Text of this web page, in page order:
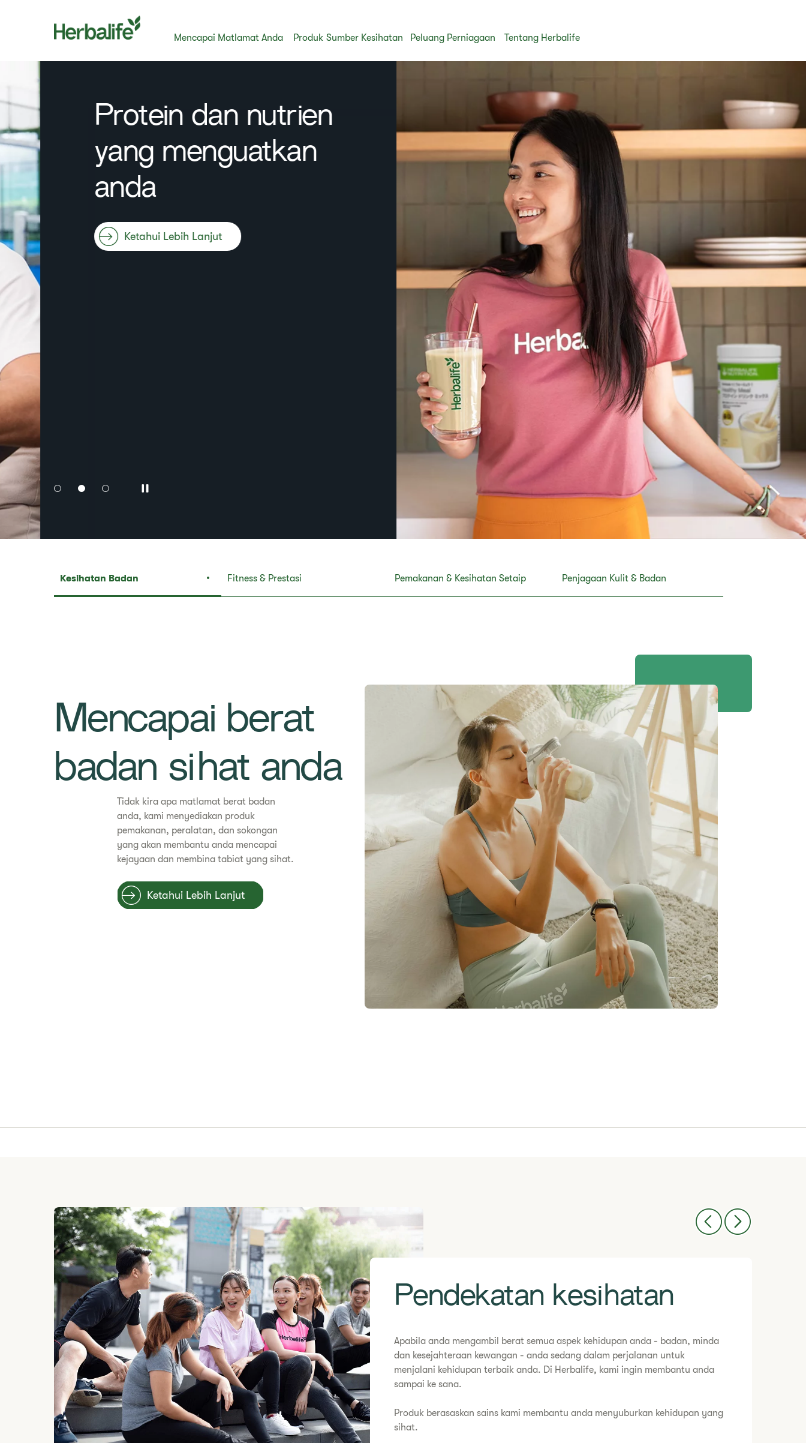
Mencapai Matlamat Anda Produk Sumber Kesihatan Peluang Perniagaan Tentang Herbalife
Protein dan nutrien
yang menguatkan
anda
​​Ketahui Lebih Lanjut
​​Kesihatan Badan​ ​​Fitness & Prestasi​ ​​Pemakanan & Kesihatan Setaip ​​Penjagaan Kulit & Badan​
Mencapai berat
badan sihat anda
Tidak kira apa matlamat berat badan
anda, kami menyediakan produk
pemakanan, peralatan, dan sokongan
yang akan membantu anda mencapai
kejayaan dan membina tabiat yang sihat.
​​Ketahui Lebih Lanjut
​​Pendekatan kesihatan
​​Apabila anda mengambil berat semua aspek kehidupan anda - badan, minda
dan kesejahteraan kewangan - anda sedang dalam perjalanan untuk
menjalani kehidupan terbaik anda. Di Herbalife, kami ingin membantu anda
sampai ke sana.
Produk berasaskan sains kami membantu anda menyuburkan kehidupan yang
sihat.